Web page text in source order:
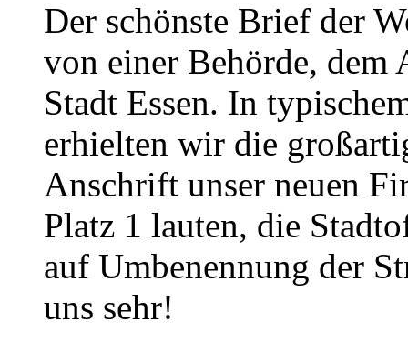
Der schönste Brief der
von einer Behörde, dem
Stadt Essen. In
erhielten wir die
Anschrift unser neuen
Platz 1 lauten, die
auf Umbenennung der
uns sehr!